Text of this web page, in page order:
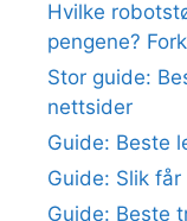
Hvilke
pengene?
Stor guide:
nettsider
Guide: Beste
Guide: Slik
Guide: Beste